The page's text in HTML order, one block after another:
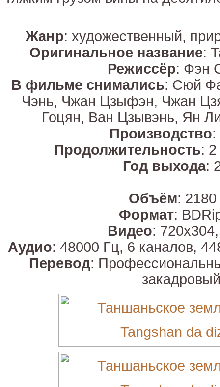
Жанр: художественный,
Оригинальное название:
Режиссёр: Фэн
В фильме снимались: Сюй
Чэнь, Чжан Цзыфэн, Чжан
Гоцян, Ван Цзывэнь, Ян
Производство:
Продолжительность:
Год выхода:
Объём:
Формат:
Видео:
Аудио: 48000 Гц, 6 каналов,
Перевод: